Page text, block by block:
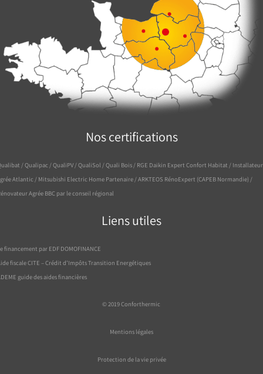
Nos certifications
/ Qualipac / QualiPV / QualiSol / Quali Bois / RGE Daikin Expert Confort Habitat / Installateur
Atlantic / Mitsubishi Electric Home Partenaire / ARKTEOS RénoExpert (CAPEB Normandie) /
Agrée BBC par le conseil régional
Liens utiles
financement par EDF DOMOFINANCE
fiscale CITE – Crédit d’Impôts Transition Energétiques
guide des aides financières
© 2019Conforthermic
Mentions légales
Protection de la vie privée